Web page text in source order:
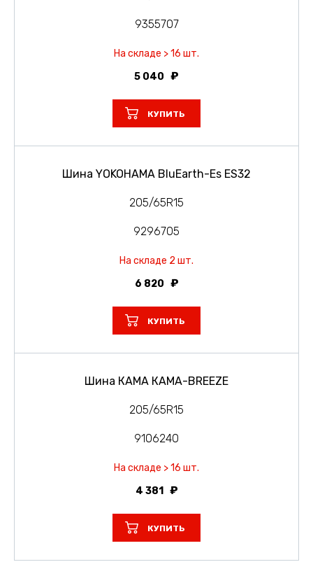
9355707
На складе > 16 шт.
5 040
КУПИТЬ
Шина YOKOHAMA BluEarth-Es ES32
205/65R15
9296705
На складе 2 шт.
6 820
КУПИТЬ
Шина КАМА КАМА-BREEZE
205/65R15
9106240
На складе > 16 шт.
4 381
КУПИТЬ